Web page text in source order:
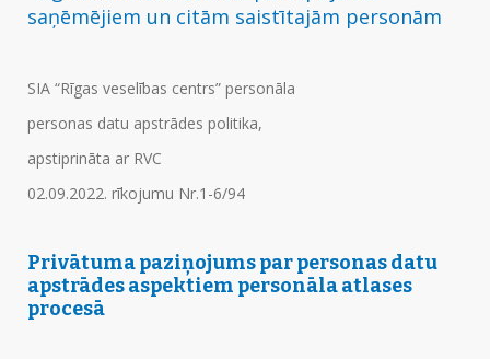
saņēmējiem un citām saistītajām personām
SIA “Rīgas veselības centrs” personāla
personas datu apstrādes politika,
apstiprināta ar RVC
02.09.2022. rīkojumu Nr.1-6/94
Privātuma paziņojumspar personas datu
apstrādes aspektiem personāla atlases
procesā